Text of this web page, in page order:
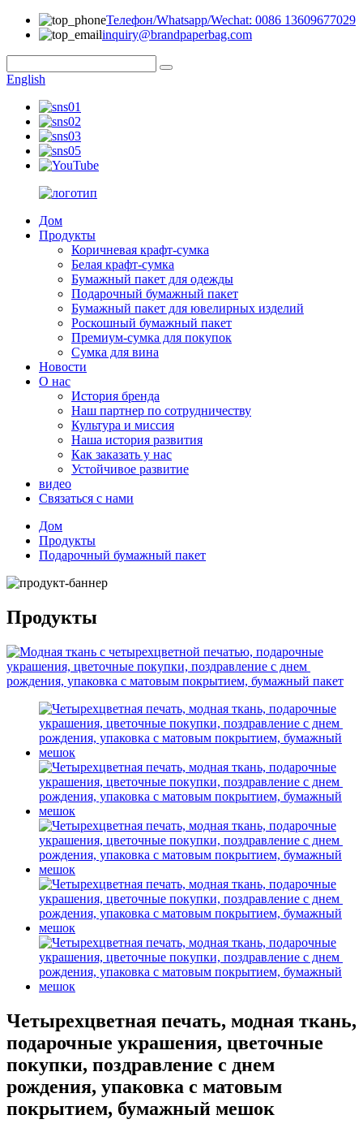
Телефон/Whatsapp/Wechat: 0086 13609677029
inquiry@brandpaperbag.com
English
Дом
Продукты
Коричневая крафт-сумка
Белая крафт-сумка
Бумажный пакет для одежды
Подарочный бумажный пакет
Бумажный пакет для ювелирных изделий
Роскошный бумажный пакет
Премиум-сумка для покупок
Сумка для вина
Новости
О нас
История бренда
Наш партнер по сотрудничеству
Культура и миссия
Наша история развития
Как заказать у нас
Устойчивое развитие
видео
Связаться с нами
Дом
Продукты
Подарочный бумажный пакет
Продукты
Четырехцветная печать, модная ткань,
подарочные украшения, цветочные
покупки, поздравление с днем ​​
рождения, упаковка с матовым
покрытием, бумажный мешок